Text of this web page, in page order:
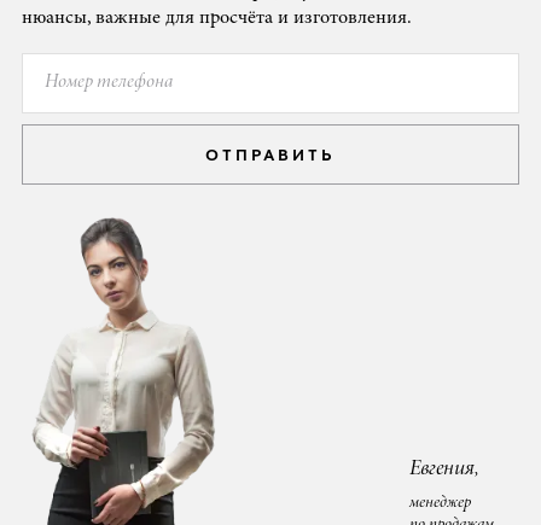
нюансы, важные для просчёта и изготовления.
ОТПРАВИТЬ
Евгения,
менеджер